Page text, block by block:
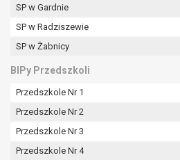
SP w Gardnie
SP w Radziszewie
SP w Żabnicy
BIPy Przedszkoli
Przedszkole Nr 1
Przedszkole Nr 2
Przedszkole Nr 3
Przedszkole Nr 4